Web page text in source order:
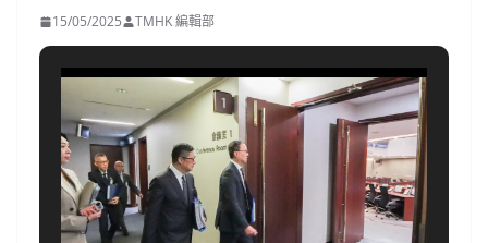
15/05/2025 TMHK 編輯部